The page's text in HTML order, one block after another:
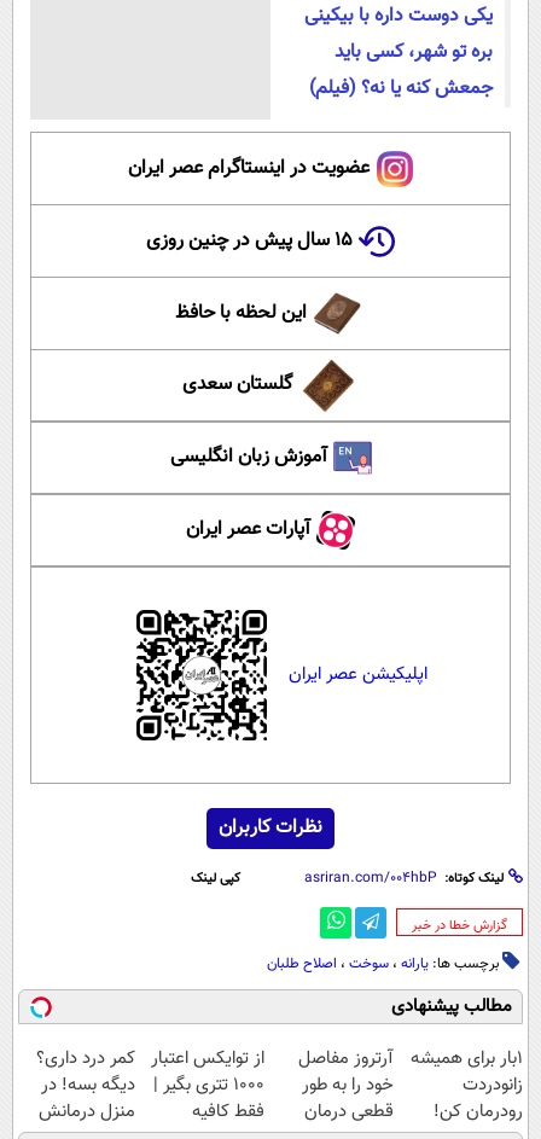
یکی دوست داره با بیکینی
بره تو شهر، کسی باید
جمعش کنه یا نه؟ (فیلم)
عضویت در اینستاگرام عصر ایران
۱۵ سال پیش در چنین روزی
این لحظه با حافظ
گلستان سعدی
آموزش زبان انگلیسی
آپارات عصر ایران
اپلیکیشن عصر ایران
نظرات کاربران
لینک کوتاه: کپی لینک
‌گزارش خطا در خبر
برچسب ها: یارانه ، سوخت ، اصلاح طلبان
مطالب پیشنهادی
1بار برای همیشه
زانودردت
رودرمان کن!
آرتروز مفاصل
خود را به طور
قطعی درمان
از توایکس اعتبار
۱۰۰۰ تتری بگیر |
فقط کافیه
کمر درد داری؟
دیگه بسه! در
منزل درمانش